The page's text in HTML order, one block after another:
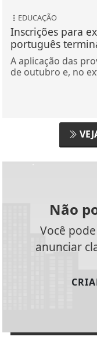
EDUCAÇÃO
Inscrições para
português
A aplicação das
de outubro e, no
Não
Você
anunciar